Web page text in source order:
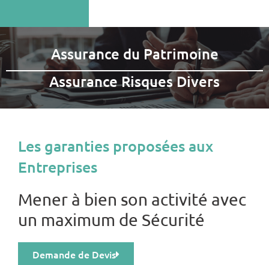
Assurance du Patrimoine
Assurance Risques Divers
Les garanties proposées aux
Entreprises
Mener à bien son activité avec
un maximum de Sécurité
Demande de Devis